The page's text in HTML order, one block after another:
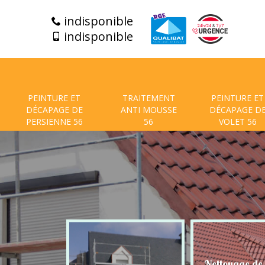
indisponible
indisponible
PEINTURE ET
DÉCAPAGE DE
PERSIENNE 56
TRAITEMENT
ANTI MOUSSE
56
PEINTURE ET
DÉCAPAGE
VOLET 56